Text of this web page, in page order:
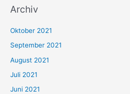
c
n
n
a
c
Archiv
Oktober 2021
September 2021
August 2021
Juli 2021
Juni 2021